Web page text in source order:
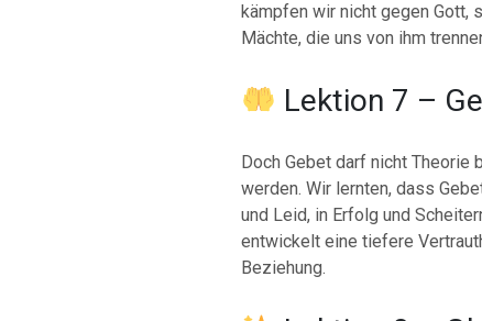
kämpfen wir nicht gegen Gott,
Mächte, die uns von ihm
Lektion 7 –
Doch Gebet darf nicht
werden. Wir lernten, dass
und Leid, in Erfolg und
entwickelt eine tiefere
Beziehung.